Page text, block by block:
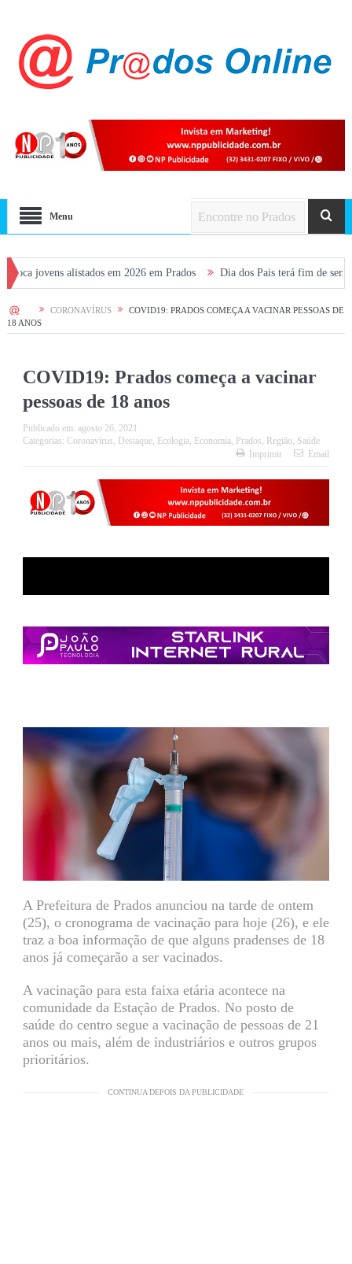
Menu
alistados em 2026 em Prados Dia dos Pais terá fim de semana
HOME CORONAVÍRUS
COVID19: PRADOS COMEÇA A VACINAR PESSOAS DE
18 ANOS
COVID19: Prados começa a vacinar
pessoas de 18 anos
Publicado em: agosto 26, 2021
Categorias: Coronavírus, Destaque, Ecologia, Economia, Prados, Região, Saúde
Imprimir
Email
A Prefeitura de Prados anunciou na tarde de ontem
(25), o cronograma de vacinação para hoje (26), e ele
traz a boa informação de que alguns pradenses de 18
anos já começarão a ser vacinados.
A vacinação para esta faixa etária acontece na
comunidade da Estação de Prados. No posto de
saúde do centro segue a vacinação de pessoas de 21
anos ou mais, além de industriários e outros grupos
prioritários.
CONTINUA DEPOIS DA PUBLICIDADE